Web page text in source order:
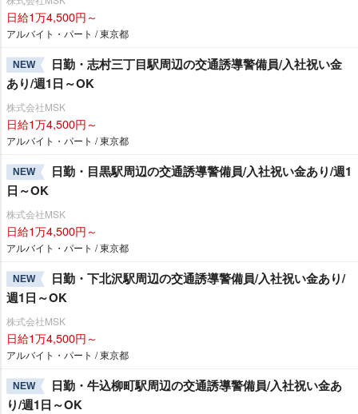
日給1万4,500円～
アルバイト・パート / 東京都
NEW
日勤・志村三丁目駅周辺の交通誘導警備員/入社祝い金
あり/週1日～OK
株式会社MSK
日給1万4,500円～
アルバイト・パート / 東京都
NEW
日勤・目黒駅周辺の交通誘導警備員/入社祝い金あり/週1
日～OK
株式会社MSK
日給1万4,500円～
アルバイト・パート / 東京都
NEW
日勤・下北沢駅周辺の交通誘導警備員/入社祝い金あり/
週1日～OK
株式会社MSK
日給1万4,500円～
アルバイト・パート / 東京都
NEW
日勤・牛込柳町駅周辺の交通誘導警備員/入社祝い金あ
り/週1日～OK